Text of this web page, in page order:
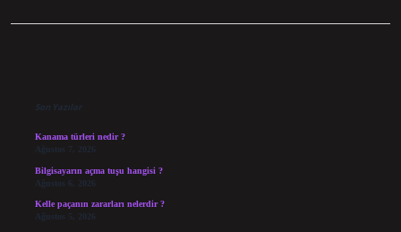
Son Yazılar
Kanama türleri nedir ?
Ağustos 7, 2026
Bilgisayarın açma tuşu hangisi ?
Ağustos 6, 2026
Kelle paçanın zararları nelerdir ?
Ağustos 5, 2026